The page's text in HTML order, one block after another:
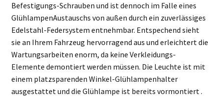
Befestigungs-Schrauben und ist dennoch im Falle eines
GlühlampenAustauschs von außen durch ein zuverlässiges
Edelstahl-Federsystem entnehmbar. Entspechend sieht
sie an Ihrem Fahrzeug hervorragend aus und erleichtert die
Wartungsarbeiten enorm, da keine Verkleidungs-
Elemente demontiert werden müssen. Die Leuchte ist mit
einem platzsparenden Winkel-Glühlampenhalter
ausgestattet und die Glühlampe ist bereits vormontiert .